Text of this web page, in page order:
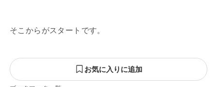
そこからがスタートです。
お気に入りに追加